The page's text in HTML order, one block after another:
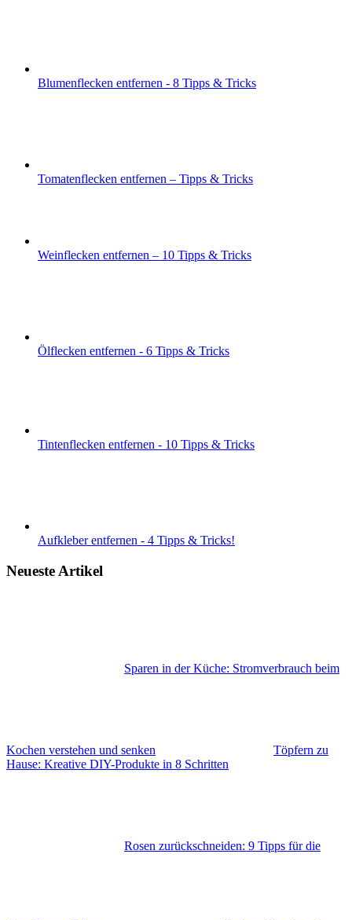
Blumenflecken entfernen - 8 Tipps & Tricks
Tomatenflecken entfernen – Tipps & Tricks
Weinflecken entfernen – 10 Tipps & Tricks
Ölflecken entfernen - 6 Tipps & Tricks
Tintenflecken entfernen - 10 Tipps & Tricks
Aufkleber entfernen - 4 Tipps & Tricks!
Neueste Artikel
Sparen in der Küche: Stromverbrauch beim
Kochen verstehen und senken
Töpfern zu
Hause: Kreative DIY-Produkte in 8 Schritten
Rosen zurückschneiden: 9 Tipps für die